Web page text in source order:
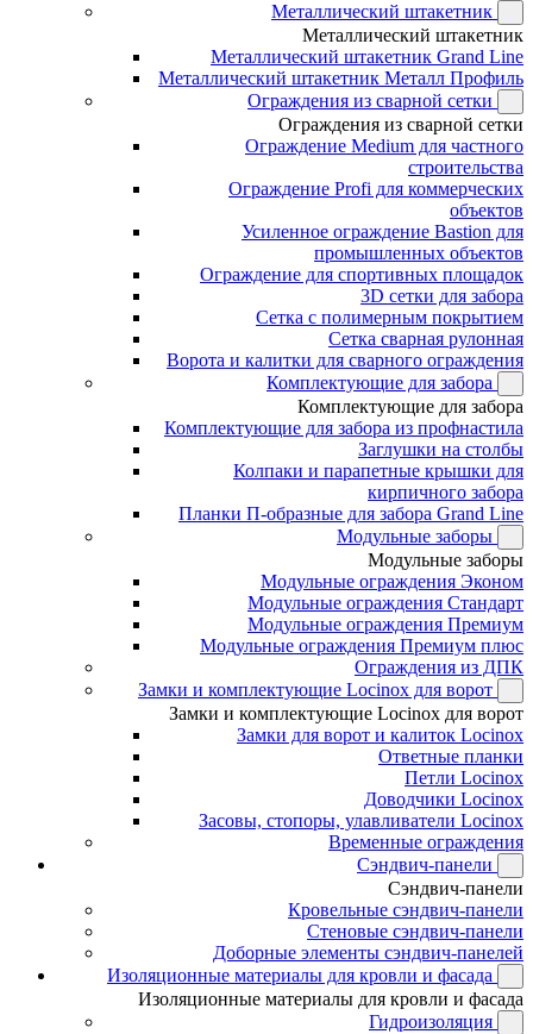
Металлический штакетник
Металлический штакетник
Металлический штакетник Grand Line
Металлический штакетник Металл Профиль
Ограждения из сварной сетки
Ограждения из сварной сетки
Ограждение Medium для частного
строительства
Ограждение Profi для коммерческих
объектов
Усиленное ограждение Bastion для
промышленных объектов
Ограждение для спортивных площадок
3D сетки для забора
Сетка с полимерным покрытием
Сетка сварная рулонная
Ворота и калитки для сварного ограждения
Комплектующие для забора
Комплектующие для забора
Комплектующие для забора из профнастила
Заглушки на столбы
Колпаки и парапетные крышки для
кирпичного забора
Планки П-образные для забора Grand Line
Модульные заборы
Модульные заборы
Модульные ограждения Эконом
Модульные ограждения Стандарт
Модульные ограждения Премиум
Модульные ограждения Премиум плюс
Ограждения из ДПК
Замки и комплектующие Locinox для ворот
Замки и комплектующие Locinox для ворот
Замки для ворот и калиток Locinox
Ответные планки
Петли Locinox
Доводчики Locinox
Засовы, стопоры, улавливатели Locinox
Временные ограждения
Сэндвич-панели
Сэндвич-панели
Кровельные сэндвич-панели
Стеновые сэндвич-панели
Доборные элементы сэндвич-панелей
Изоляционные материалы для кровли и фасада
Изоляционные материалы для кровли и фасада
Гидроизоляция